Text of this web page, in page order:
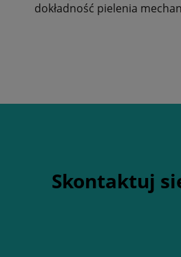
dokładność pielenia
Skontaktuj